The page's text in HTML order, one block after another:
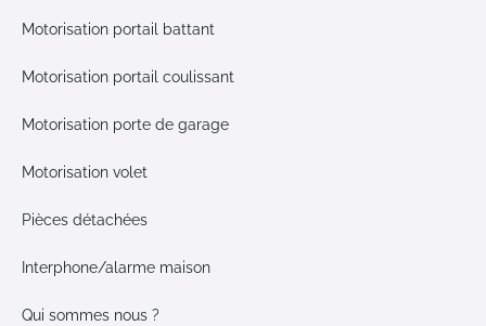
Motorisation portail battant
Motorisation portail coulissant
Motorisation porte de garage
Motorisation volet
Pièces détachées
Interphone/alarme maison
Qui sommes nous ?